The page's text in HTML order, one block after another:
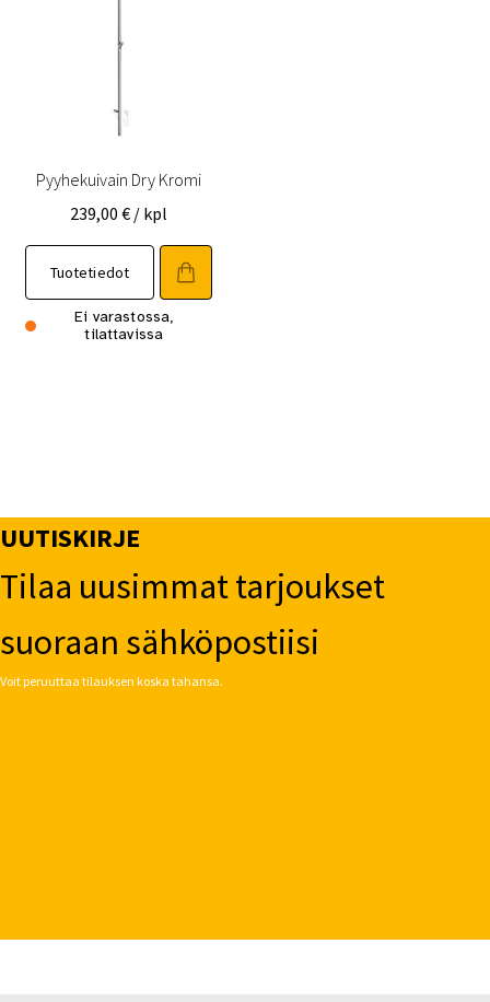
Pyyhekuivain Dry Kromi
239,00 € / kpl
Tuotetiedot
Ei varastossa,
tilattavissa
UUTISKIRJE
Tilaa uusimmat tarjoukset
suoraan sähköpostiisi
Voit peruuttaa tilauksen koska tahansa.